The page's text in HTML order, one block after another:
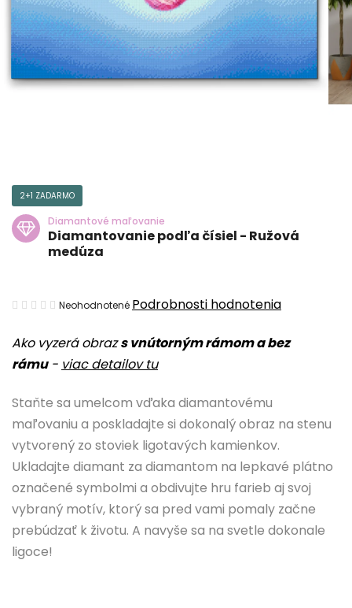
Ako vyzerá obrazs vnútorným rámom a bez
rámu- viac detailov tu
Staňte sa umelcom vďaka diamantovému
maľovaniu a poskladajte si dokonalý obraz na stenu
vytvorený zo stoviek ligotavých kamienkov.
Ukladajte diamant za diamantom na lepkavé plátno
označené symbolmi a obdivujte hru farieb aj svoj
vybraný motív, ktorý sa pred vami pomaly začne
prebúdzať k životu. A navyše sa na svetle dokonale
ligoce!
2+1 ZADARMO
Diamantové maľovanie
Diamantovanie podľa čísiel - Ružová
medúza
Priemerné
produktu
je
z
5
hviezdičiek.
Neohodnotené Podrobnosti hodnotenia